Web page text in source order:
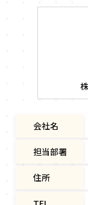
会社名
担当部署
住所